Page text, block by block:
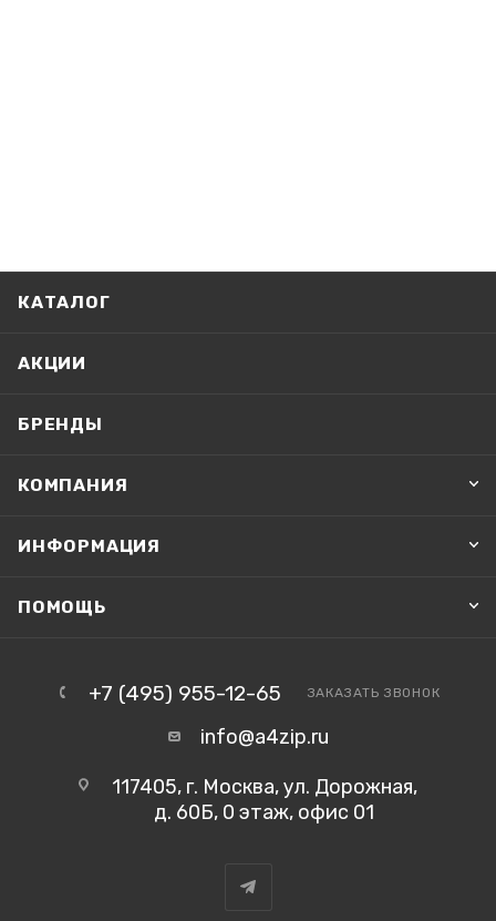
КАТАЛОГ
АКЦИИ
БРЕНДЫ
КОМПАНИЯ
ИНФОРМАЦИЯ
ПОМОЩЬ
+7 (495) 955-12-65 ЗАКАЗАТЬ ЗВОНОК
info@a4zip.ru
117405, г. Москва, ул. Дорожная,
д. 60Б, 0 этаж, офис 01